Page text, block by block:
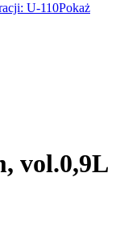
U-110Pokaż
vol.0,9L